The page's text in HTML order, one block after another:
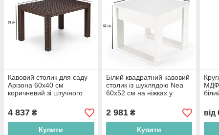
Кавовий столик для саду
Арізона 60х40 см
коричневий зі штучного
4 837 ₴
Купити
Білий квадратний кавовий
столик із шухлядою Nea
60х52 см на ніжках у
2 981₴
Купити
МДФ
зал
від